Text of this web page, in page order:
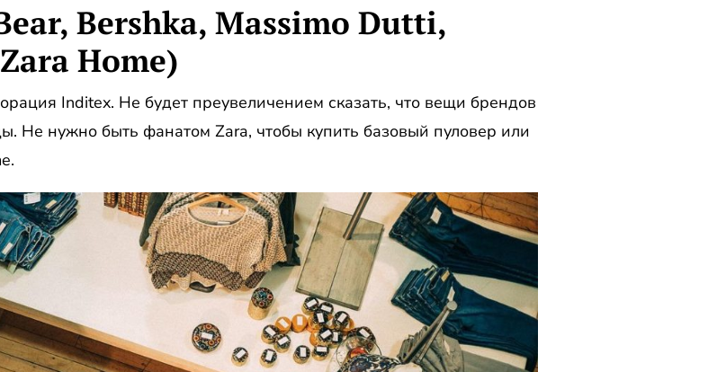
Bershka, Massimo Dutti,
Home)
Inditex. Не будет преувеличением сказать, что вещи брендов
Не нужно быть фанатом Zara, чтобы купить базовый пуловер или